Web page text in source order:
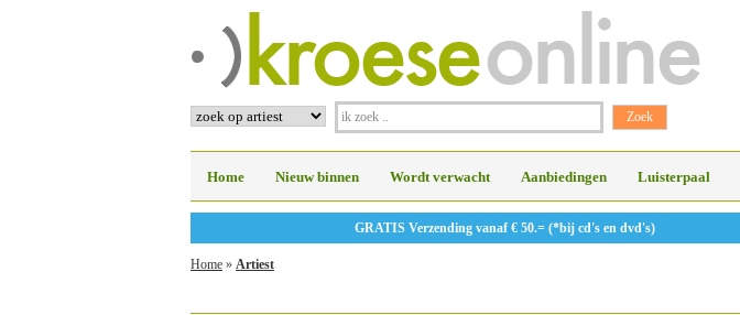
Home Nieuw binnen Wordt verwacht Aanbiedingen Luisterpaal
GRATIS Verzending vanaf € 50.= (*bij cd's en dvd's)
Home » Artiest